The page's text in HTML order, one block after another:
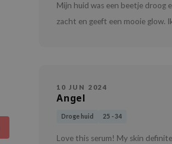
Mijn huid was een beetje droog
zacht en geeft een mooie glow.
10 JUN 2024
Angel
Droge huid 25 - 34
Love this serum! My skin